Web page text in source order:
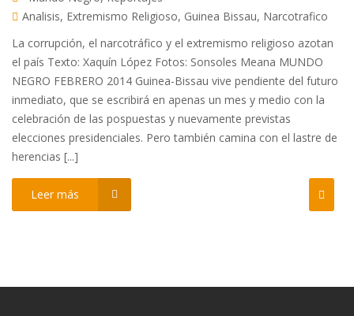
Analisis, Extremismo Religioso, Guinea Bissau, Narcotrafico
La corrupción, el narcotráfico y el extremismo religioso azotan
el país Texto: Xaquín López Fotos: Sonsoles Meana MUNDO
NEGRO FEBRERO 2014 Guinea-Bissau vive pendiente del futuro
inmediato, que se escribirá en apenas un mes y medio con la
celebración de las pospuestas y nuevamente previstas
elecciones presidenciales. Pero también camina con el lastre de
herencias [...]
Leer más